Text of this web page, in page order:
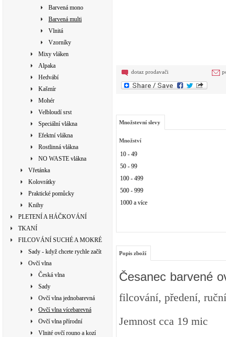
Barvená mono
Barvená multi
Vlnitá
Vzorníky
Mixy vláken
Alpaka
Hedvábí
Kašmír
Mohér
Velbloudí srst
Speciální vlákna
Efektní vlákna
Rostlinná vlákna
NO WASTE vlákna
Vřetánka
Kolovrátky
Praktické pomůcky
Knihy
PLETENÍ A HÁČKOVÁNÍ
TKANÍ
FILCOVÁNÍ SUCHÉ A MOKRÉ
Sady - když chcete rychle začít
Ovčí vlna
Česká vlna
Sady
Ovčí vlna jednobarevná
Ovčí vlna vícebarevná
Ovčí vlna přírodní
Vlnité ovčí rouno a kozí
dotaz prodavači
Množstevní slevy
Množství
10 - 49
50 - 99
100 - 499
500 - 999
1000 a více
Popis zboží
Česanec barvené
filcování, předení,
Jemnost cca 19 mic